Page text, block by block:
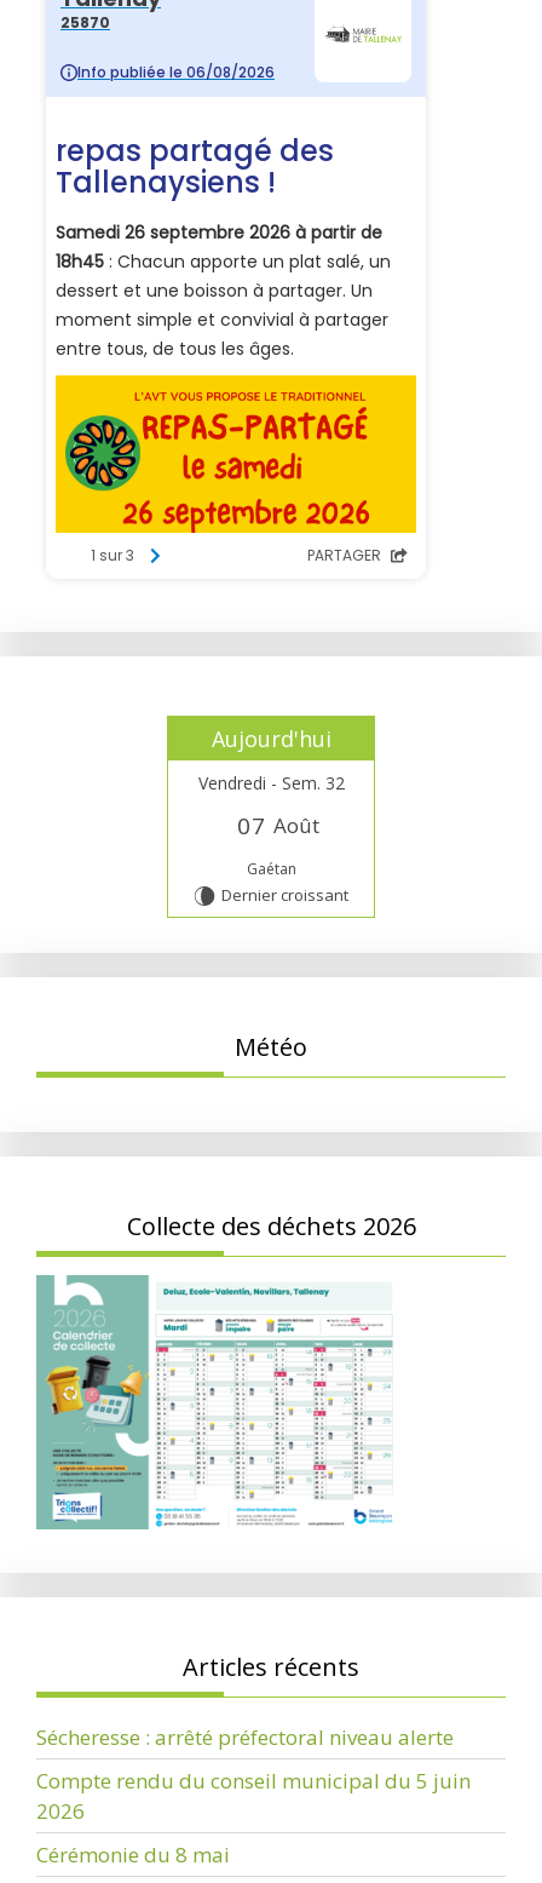
Aujourd'hui
Vendredi - Sem. 32
07 Août
Gaétan
V Dernier croissant
Météo
Collecte des déchets 2026
Articles récents
Sécheresse : arrêté préfectoral niveau alerte
Compte rendu du conseil municipal du 5 juin
2026
Cérémonie du 8 mai